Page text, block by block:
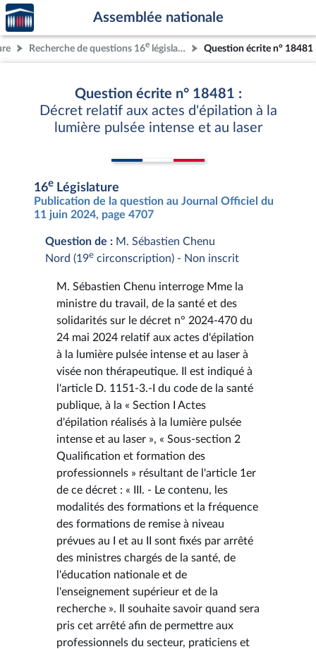
Aller au contenu
Aller en bas de la page
Accèder
à la
page
d'accueil
Assemblée nationale
Recherche de questions 16e législature Question écrite n° 18481
Question écrite n° 18481 :
Décret relatif aux actes d'épilation à la
lumière pulsée intense et au laser
16e Législature
Publication de la question au Journal Officiel du
11 juin 2024, page 4707
Question de : M. Sébastien Chenu
Nord (19e circonscription) - Non inscrit
M. Sébastien Chenu interroge Mme la
ministre du travail, de la santé et des
solidarités sur le décret n° 2024-470 du
24 mai 2024 relatif aux actes d'épilation
à la lumière pulsée intense et au laser à
visée non thérapeutique. Il est indiqué à
l'article D. 1151-3.-I du code de la santé
publique, à la « Section I Actes
d'épilation réalisés à la lumière pulsée
intense et au laser », « Sous-section 2
Qualification et formation des
professionnels » résultant de l'article 1er
de ce décret : « III. - Le contenu, les
modalités des formations et la fréquence
des formations de remise à niveau
prévues au I et au II sont fixés par arrêté
des ministres chargés de la santé, de
l'éducation nationale et de
l'enseignement supérieur et de la
recherche ». Il souhaite savoir quand sera
pris cet arrêté afin de permettre aux
professionnels du secteur, praticiens et